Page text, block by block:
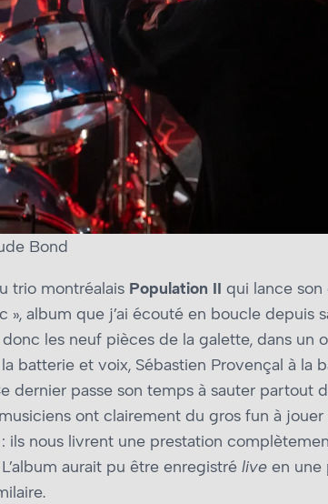
Bond
trio montréalais Population II qui lance son
», album que j’ai écouté en boucle depuis
les neuf pièces de la galette, dans un
batterie et voix, Sébastien Provençal à la
dernier passe son temps à sauter partout
ont clairement du gros fun à
: ils nous livrent une prestation
aurait pu être enregistré live en une